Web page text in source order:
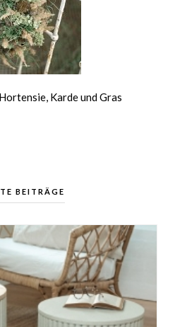
Karde und Gras
BEITRÄGE